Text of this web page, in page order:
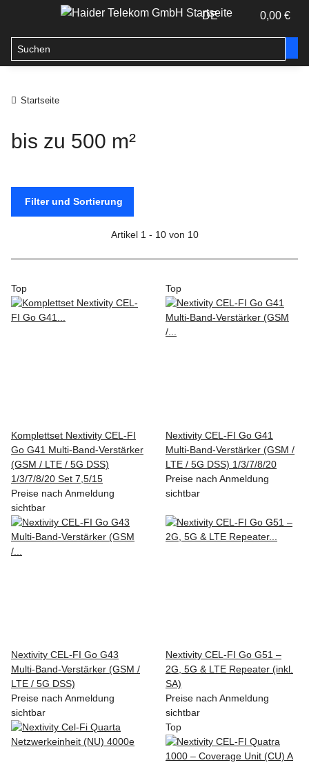
DE 0,00 €
Startseite
bis zu 500 m²
Filter und Sortierung
Artikel 1 - 10 von 10
Top
Komplettset Nextivity CEL-FI
Go G41 Multi-Band-Verstärker
(GSM / LTE / 5G DSS)
1/3/7/8/20 Set 7,5/15
Preise nach Anmeldung
sichtbar
Top
Nextivity CEL-FI Go G41
Multi-Band-Verstärker (GSM /
LTE / 5G DSS) 1/3/7/8/20
Preise nach Anmeldung
sichtbar
Nextivity CEL-FI Go G43
Multi-Band-Verstärker (GSM /
LTE / 5G DSS)
Preise nach Anmeldung
sichtbar
Nextivity CEL-FI Go G51 –
2G, 5G & LTE Repeater (inkl.
SA)
Preise nach Anmeldung
sichtbar
Top